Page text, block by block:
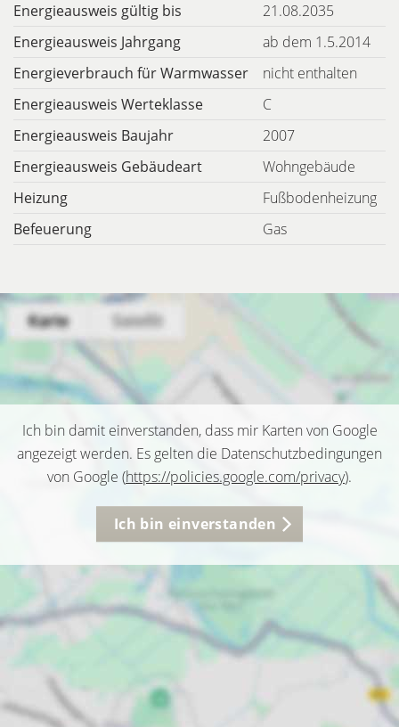
Energieausweis gültig bis
21.08.2035
Energieausweis Jahrgang
ab dem 1.5.2014
Energieverbrauch für Warmwasser
nicht enthalten
Energieausweis Werteklasse
C
Energieausweis Baujahr
2007
Energieausweis Gebäudeart
Wohngebäude
Heizung
Fußbodenheizung
Befeuerung
Gas
Ich bin damit einverstanden, dass mir Karten von Google
angezeigt werden. Es gelten die Datenschutzbedingungen
von Google (https://policies.google.com/privacy).
Ich bin einverstanden